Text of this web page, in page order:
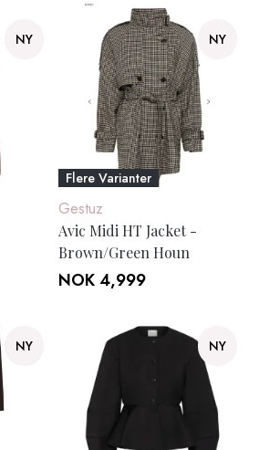
NY NY
Flere Varianter
Gestuz
Avic Midi HT Jacket -
Brown/Green Houn
NOK 4,999
NY NY